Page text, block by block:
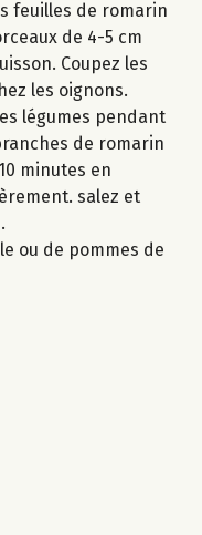
feuilles de romarin
de 4-5 cm
Coupez les
les oignons.
légumes pendant
de romarin
minutes en
salez et
ou de pommes de